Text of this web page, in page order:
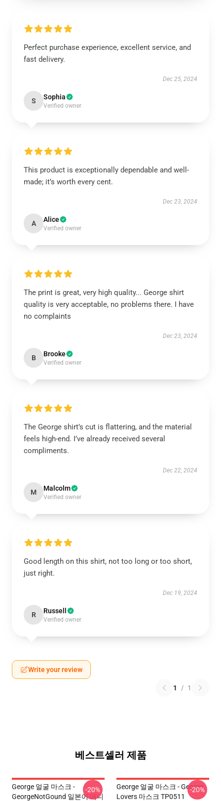
Perfect purchase experience, excellent service, and
fast delivery.
Dec 25, 2024
S Sophia
Verified owner
This product is exceptionally dependable and well-
made; it’s worth every cent.
Dec 23, 2024
A Alice
Verified owner
The print is great, very high quality... George shirt
quality is very acceptable, no problems there. I have
no complaints
Dec 23, 2024
B Brooke
Verified owner
The George shirt’s cut is flattering, and the material
feels high-end. I’ve already received several
compliments.
Dec 22, 2024
M Malcolm
Verified owner
Good length on this shirt, not too long or too short,
just right.
Dec 19, 2024
R Russell
Verified owner
Write your review
1 / 1
베스트셀러 제품
George 얼굴 마스크 -
GeorgeNotGound 일본어 애니
-20%
George 얼굴 마스크 - George
Lovers 마스크 TP0511
-20%